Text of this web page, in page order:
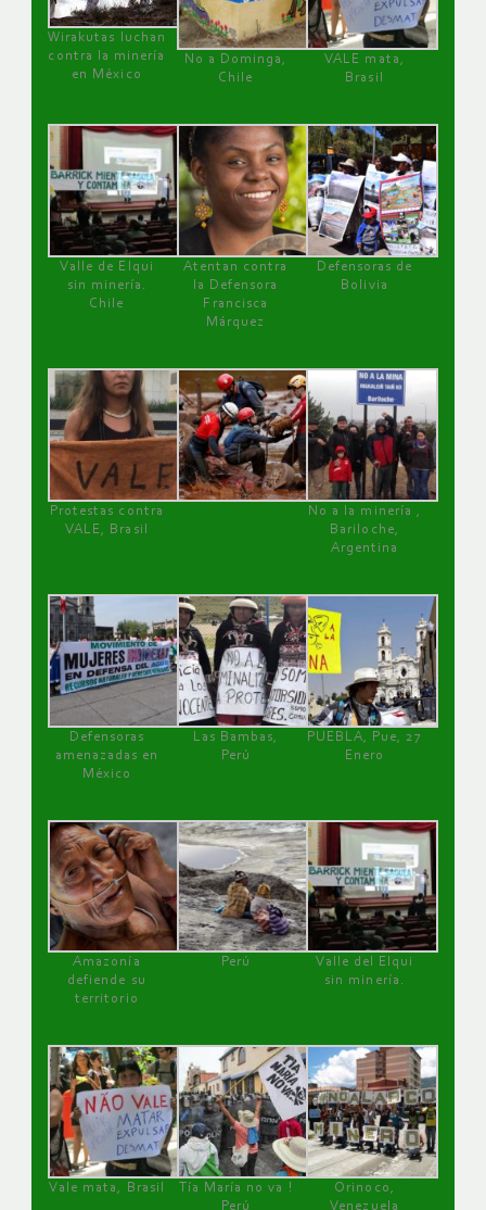
Wirakutas luchan
contra la minería
en México
No a Dominga,
Chile
VALE mata,
Brasil
Valle de Elqui
sin minería.
Chile
Atentan contra
la Defensora
Francisca
Márquez
Defensoras de
Bolivia
Protestas contra
VALE, Brasil
No a la minería ,
Bariloche,
Argentina
Defensoras
amenazadas en
México
Las Bambas,
Perú
PUEBLA, Pue, 27
Enero
Amazonía
defiende su
territorio
Perú
Valle del Elqui
sin minería.
Vale mata, Brasil
Tía María no va !
Perú
Orinoco,
Venezuela